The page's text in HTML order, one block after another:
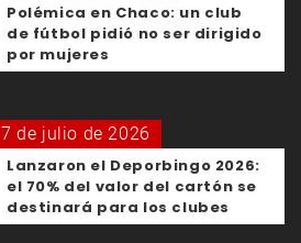
Polémica en Chaco: un club
de fútbol pidió no ser dirigido
por mujeres
7 de julio de 2026
Lanzaron el Deporbingo 2026:
el 70% del valor del cartón se
destinará para los clubes